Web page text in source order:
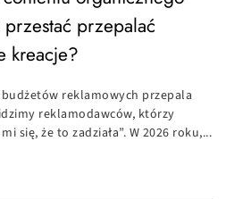
przepalać
kreacje?
budżetów reklamowych przepala
reklamodawców, którzy
się, że to zadziała”. W 2026 roku,...